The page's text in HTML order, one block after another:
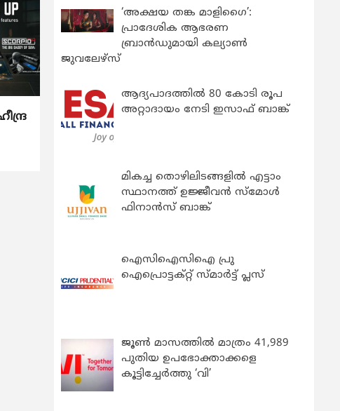
‘അക്ഷയ തങ്ക മാളിഗൈ’:
പ്രാദേശിക ആഭരണ
ബ്രാന്‍ഡുമായി കല്യാണ്‍
ജുവലേഴ്‌സ്
ആദ്യപാദത്തിൽ 80 കോടി രൂപ
അറ്റാദായം നേടി ഇസാഫ് ബാങ്ക്
മികച്ച തൊഴിലിടങ്ങളിൽ എട്ടാം
സ്ഥാനത്ത് ഉജ്ജീവൻ സ്മോൾ
ഫിനാൻസ് ബാങ്ക്
ഐസിഐസിഐ പ്രു
ഐപ്രൊട്ടക്റ്റ് സ്മാർട്ട് പ്ലസ്
ജൂൺ മാസത്തിൽ മാത്രം 41,989
പുതിയ ഉപഭോക്താക്കളെ
കൂട്ടിച്ചേർത്തു ‘വി’